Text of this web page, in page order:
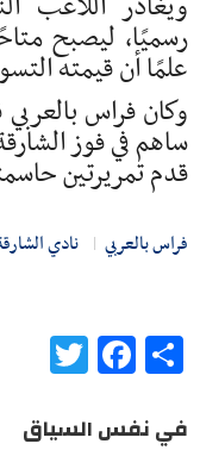
رسميًا، ليصبح
علمًا أن قيمته التسويقية
وكان فراس
قدم تمريرتين
فراس بالعربي نادي
Share
في نفس السياق